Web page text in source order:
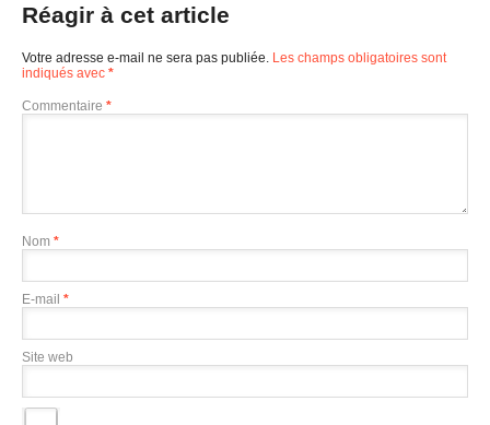
Réagir à cet article
Votre adresse e-mail ne sera pas publiée. Les champs obligatoires sont
indiqués avec *
Commentaire *
Nom *
E-mail *
Site web